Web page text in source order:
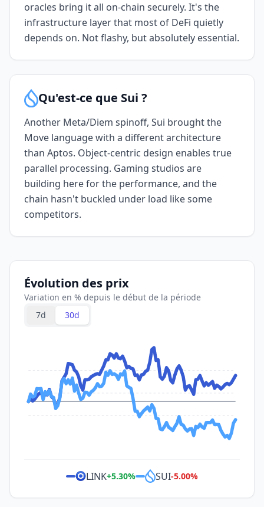
oracles bring it all on-chain securely. It's the
infrastructure layer that most of DeFi quietly
depends on. Not flashy, but absolutely essential.
Qu'est-ce que Sui ?
Another Meta/Diem spinoff, Sui brought the
Move language with a different architecture
than Aptos. Object-centric design enables true
parallel processing. Gaming studios are
building here for the performance, and the
chain hasn't buckled under load like some
competitors.
Évolution des prix
Variation en % depuis le début de la période
7d
30d
LINK+5.30% SUI-5.00%